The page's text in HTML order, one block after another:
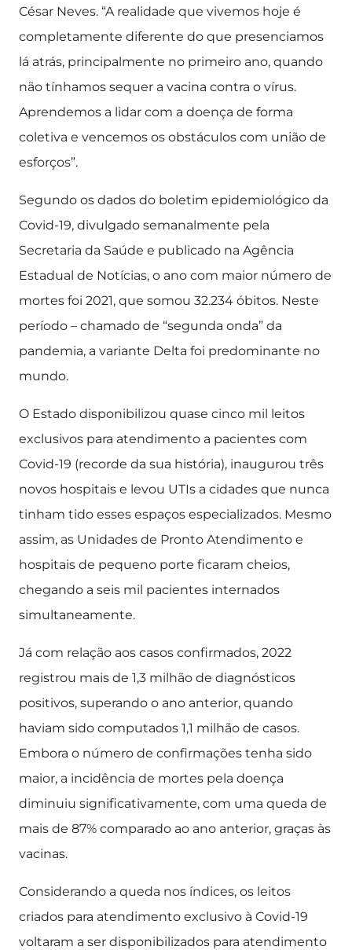
César Neves. “A realidade que vivemos hoje é
completamente diferente do que presenciamos
lá atrás, principalmente no primeiro ano, quando
não tínhamos sequer a vacina contra o vírus.
Aprendemos a lidar com a doença de forma
coletiva e vencemos os obstáculos com união de
esforços”.
Segundo os dados do boletim epidemiológico da
Covid-19, divulgado semanalmente pela
Secretaria da Saúde e publicado na Agência
Estadual de Notícias, o ano com maior número de
mortes foi 2021, que somou 32.234 óbitos. Neste
período – chamado de “segunda onda” da
pandemia, a variante Delta foi predominante no
mundo.
O Estado disponibilizou quase cinco mil leitos
exclusivos para atendimento a pacientes com
Covid-19 (recorde da sua história), inaugurou três
novos hospitais e levou UTIs a cidades que nunca
tinham tido esses espaços especializados. Mesmo
assim, as Unidades de Pronto Atendimento e
hospitais de pequeno porte ficaram cheios,
chegando a seis mil pacientes internados
simultaneamente.
Já com relação aos casos confirmados, 2022
registrou mais de 1,3 milhão de diagnósticos
positivos, superando o ano anterior, quando
haviam sido computados 1,1 milhão de casos.
Embora o número de confirmações tenha sido
maior, a incidência de mortes pela doença
diminuiu significativamente, com uma queda de
mais de 87% comparado ao ano anterior, graças às
vacinas.
Considerando a queda nos índices, os leitos
criados para atendimento exclusivo à Covid-19
voltaram a ser disponibilizados para atendimento